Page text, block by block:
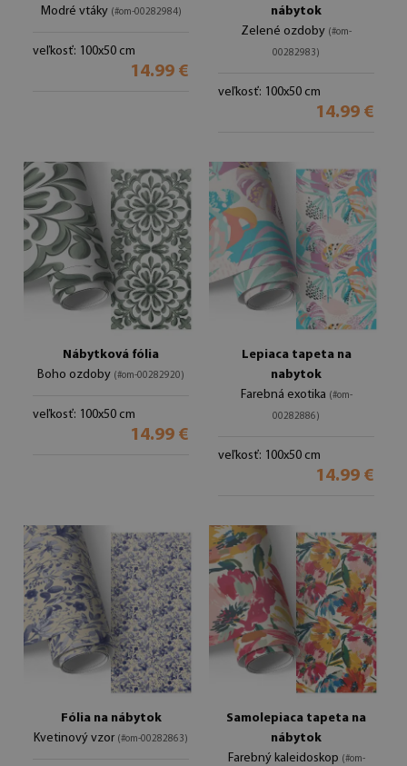
Modré vtáky (#om-00282984)
veľkosť: 100x50 cm
14.99 €
nábytok
Zelené ozdoby (#om-
00282983)
veľkosť: 100x50 cm
14.99 €
Nábytková fólia
Boho ozdoby (#om-00282920)
veľkosť: 100x50 cm
14.99 €
Lepiaca tapeta na
nabytok
Farebná exotika (#om-
00282886)
veľkosť: 100x50 cm
14.99 €
Fólia na nábytok
Kvetinový vzor (#om-00282863)
Samolepiaca tapeta na
nábytok
Farebný kaleidoskop (#om-